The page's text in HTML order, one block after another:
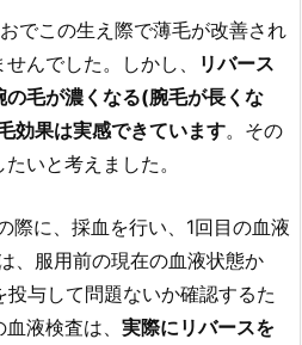
でこの生え際で薄毛が改善され
んでした。しかし、
リバース
毛が濃くなる(腕毛が長くな
効果は実感できています。その
いと考えました。
に、採血を行い、1回目の血液
、服用前の現在の血液状態か
与して問題ないか確認するた
液検査は、 実際にリバースを